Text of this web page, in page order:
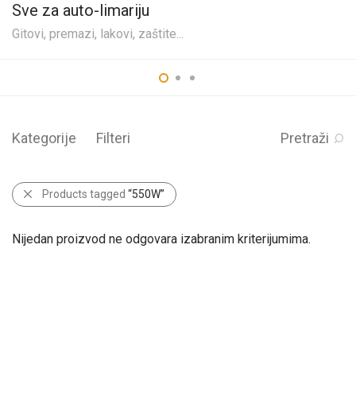
Sve za auto-limariju
Gitovi, premazi, lakovi, zaštite...
Kategorije Filteri Pretraži
Products tagged “550W”
Nijedan proizvod ne odgovara izabranim kriterijumima.